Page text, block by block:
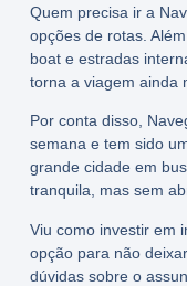
Quem precisa ir a
opções de rotas.
boat e estradas
torna a viagem ainda
Por conta disso,
semana e tem sido
grande cidade em
tranquila, mas sem
Viu como investir em
opção para não
dúvidas sobre o